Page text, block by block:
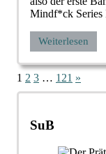
Mindf*ck Series
Weiterlesen
der
Beiträge
1 2 3 … 121 Nächste
»
SuB